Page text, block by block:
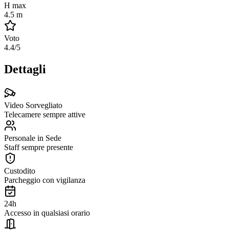
H max
4.5 m
Voto
4.4/5
Dettagli
Video Sorvegliato
Telecamere sempre attive
Personale in Sede
Staff sempre presente
Custodito
Parcheggio con vigilanza
24h
Accesso in qualsiasi orario